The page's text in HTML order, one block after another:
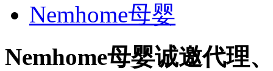
Nemhome母婴
Nemhome母婴诚邀代理